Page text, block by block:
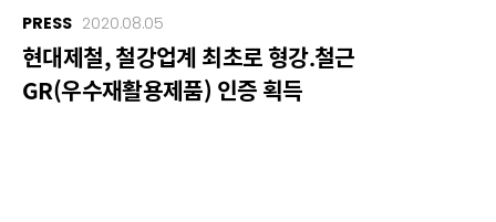
PRESS 2020.08.05
현대제철, 철강업계 최초로 형강․철근
GR(우수재활용제품) 인증 획득